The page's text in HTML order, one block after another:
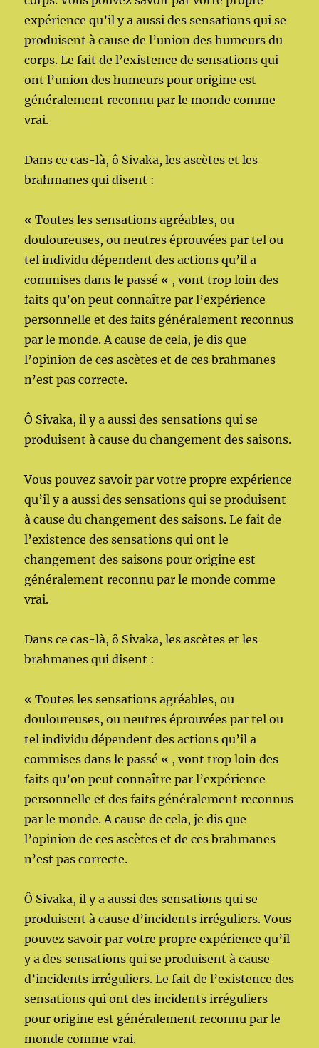
expérience qu’il y a aussi des sensations qui se
produisent à cause de l’union des humeurs du
corps. Le fait de l’existence de sensations qui
ont l’union des humeurs pour origine est
généralement reconnu par le monde comme
vrai.
Dans ce cas-là, ô Sivaka, les ascètes et les
brahmanes qui disent :
« Toutes les sensations agréables, ou
douloureuses, ou neutres éprouvées par tel ou
tel individu dépendent des actions qu’il a
commises dans le passé « , vont trop loin des
faits qu’on peut connaître par l’expérience
personnelle et des faits généralement reconnus
par le monde. A cause de cela, je dis que
l’opinion de ces ascètes et de ces brahmanes
n’est pas correcte.
Ô Sivaka, il y a aussi des sensations qui se
produisent à cause du changement des saisons.
Vous pouvez savoir par votre propre expérience
qu’il y a aussi des sensations qui se produisent
à cause du changement des saisons. Le fait de
l’existence des sensations qui ont le
changement des saisons pour origine est
généralement reconnu par le monde comme
vrai.
Dans ce cas-là, ô Sivaka, les ascètes et les
brahmanes qui disent :
« Toutes les sensations agréables, ou
douloureuses, ou neutres éprouvées par tel ou
tel individu dépendent des actions qu’il a
commises dans le passé « , vont trop loin des
faits qu’on peut connaître par l’expérience
personnelle et des faits généralement reconnus
par le monde. A cause de cela, je dis que
l’opinion de ces ascètes et de ces brahmanes
n’est pas correcte.
Ô Sivaka, il y a aussi des sensations qui se
produisent à cause d’incidents irréguliers. Vous
pouvez savoir par votre propre expérience qu’il
y a des sensations qui se produisent à cause
d’incidents irréguliers. Le fait de l’existence des
sensations qui ont des incidents irréguliers
pour origine est généralement reconnu par le
monde comme vrai.